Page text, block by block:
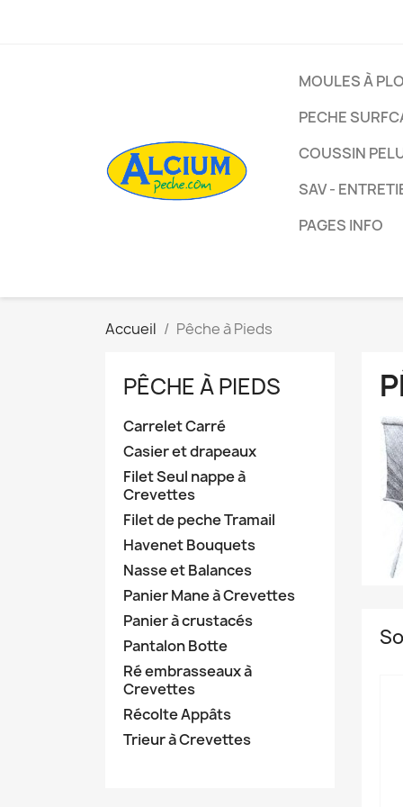
MOULES À
PECHE
COUSSIN
SAV -
PAGES INFO
Accueil Pêche à Pieds
PÊCHE À PIEDS
Carrelet Carré
Casier et drapeaux
Filet Seul nappe à
Crevettes
Filet de peche Tramail
Havenet Bouquets
Nasse et Balances
Panier Mane à Crevettes
Panier à crustacés
Pantalon Botte
Ré embrasseaux à
Crevettes
Récolte Appâts
Trieur à Crevettes